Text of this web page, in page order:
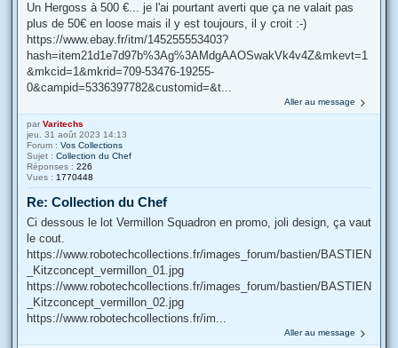
Un Hergoss à 500 €... je l'ai pourtant averti que ça ne valait pas
plus de 50€ en loose mais il y est toujours, il y croit :-)
https://www.ebay.fr/itm/145255553403?
hash=item21d1e7d97b%3Ag%3AMdgAAOSwakVk4v4Z&mkevt=1
&mkcid=1&mkrid=709-53476-19255-
0&campid=5336397782&customid=&t...
Aller au message
par Varitechs
jeu. 31 août 2023 14:13
Forum : Vos Collections
Sujet : Collection du Chef
Réponses : 226
Vues : 1770448
Re: Collection du Chef
Ci dessous le lot Vermillon Squadron en promo, joli design, ça vaut
le cout.
https://www.robotechcollections.fr/images_forum/bastien/BASTIEN
_Kitzconcept_vermillon_01.jpg
https://www.robotechcollections.fr/images_forum/bastien/BASTIEN
_Kitzconcept_vermillon_02.jpg
https://www.robotechcollections.fr/im...
Aller au message